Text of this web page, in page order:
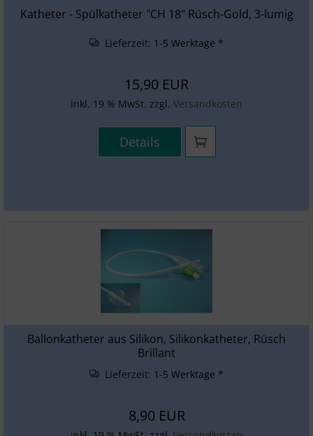
Katheter - Spülkatheter "CH 18" Rüsch-Gold, 3-lumig
Lieferzeit: 1-5 Werktage *
15,90 EUR
inkl. 19 % MwSt. zzgl. Versandkosten
Details
Ballonkatheter aus Silikon, Silikonkatheter, Rüsch
Brillant
Lieferzeit: 1-5 Werktage *
8,90 EUR